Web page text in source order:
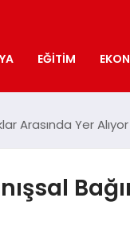
EĞITIM
Arasında Yer Alıyor